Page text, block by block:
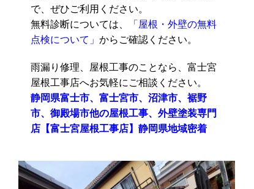
で、ぜひご利用ください。
無料診断については、
「屋根・外壁の無料
点検について」 からご確認ください。
雨漏り修理、屋根工事のことなら、富士宮
屋根工事店へお気軽にご相談ください。
静岡県富士市、富士宮市、沼津市、裾野
市、御殿場市他の屋根工事、外壁塗装専門
店【富士宮屋根工事店】静岡県地域密着